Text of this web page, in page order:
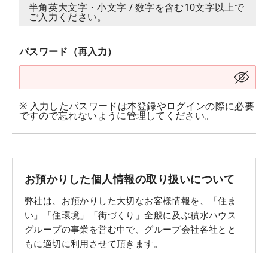
半角英大文字・小文字 / 数字を含む10文字以上で
ご入力ください。
パスワード（再入力）
※ 入力したパスワードは本登録やログインの際に必要
ですので忘れないように管理してください。
お預かりした個人情報の取り扱いについて
弊社は、お預かりした大切なお客様情報を、「住ま
い」「住環境」「街づくり」全般に及ぶ積水ハウス
グループの事業を営む中で、グループ会社各社とと
もに適切に利用させて頂きます。